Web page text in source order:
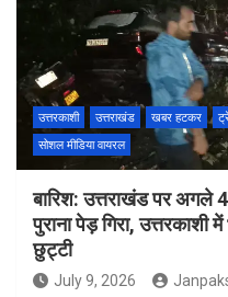
उत्तरकाशी उत्तराखंड खबर हटकर
सोशल मीडिया वायरल
बारिश: उत्तराखंड पर अगले
पुराना पेड़ गिरा,
छुट्टी
July 9, 2026